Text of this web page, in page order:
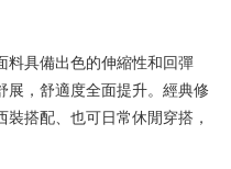
Hwa Commercial
Komersial Taipei
21 Bank
Bank Komersial Pertama
Chang Hwa Commercial Bank
料具備出色的伸縮性和回彈
展，舒適度全面提升。經典修
搭配、也可日常休閒穿搭，